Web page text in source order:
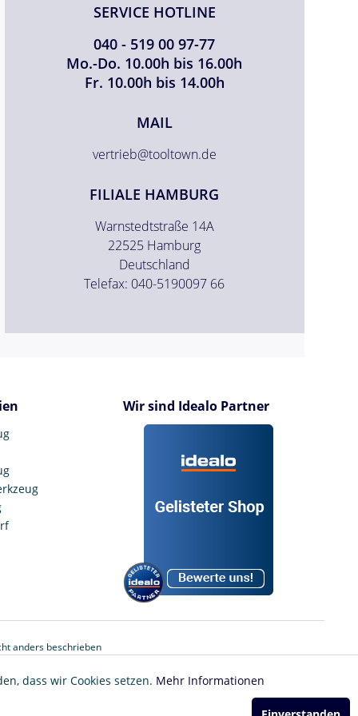
SERVICE HOTLINE
040 - 519 00 97-77
Mo.-Do. 10.00h bis 16.00h
Fr. 10.00h bis 14.00h
MAIL
vertrieb@tooltown.de
FILIALE HAMBURG
Warnstedtstraße 14A
22525 Hamburg
Deutschland
Telefax: 040-5190097 66
Wir sind Idealo Partner
anders beschrieben
dass wir Cookies setzen. Mehr Informationen